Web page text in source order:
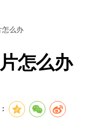
么办
怎么办